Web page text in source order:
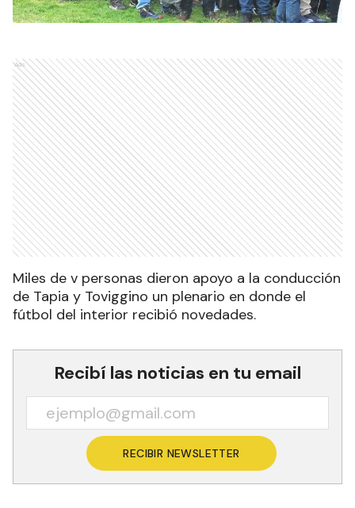
Ads
Miles de v personas dieron apoyo a la conducción
de Tapia y Toviggino un plenario en donde el
fútbol del interior recibió novedades.
Recibí las noticias en tu email
RECIBIR NEWSLETTER